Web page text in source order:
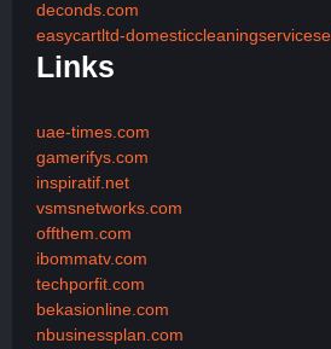
deconds.com
easycartltd-
Links
uae-times.com
gamerifys.com
inspiratif.net
vsmsnetworks.com
offthem.com
ibommatv.com
techporfit.com
bekasionline.com
nbusinessplan.com